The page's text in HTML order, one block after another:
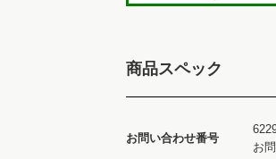
商品スペック
お問い合わせ番号
お